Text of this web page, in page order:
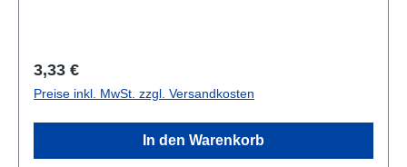
Regulärer Preis:
3,33 €
Preise inkl. MwSt. zzgl. Versandkosten
In den Warenkorb